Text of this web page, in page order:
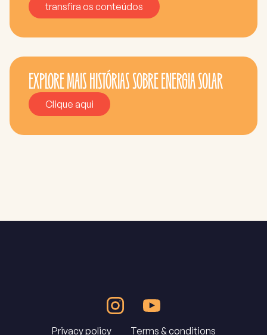
transfira os conteúdos
EXPLORE MAIS HISTÓRIAS SOBRE ENERGIA SOLAR
Clique aqui
Privacy policy Terms & conditions